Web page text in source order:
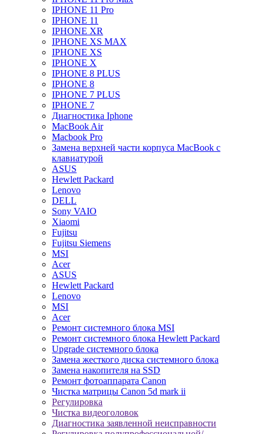
IPHONE 11 Pro
IPHONE 11
IPHONE XR
IPHONE XS MAX
IPHONE XS
IPHONE X
IPHONE 8 PLUS
IPHONE 8
IPHONE 7 PLUS
IPHONE 7
Диагностика Iphone
MacBook Air
Macbook Pro
Замена верхней части корпуса MacBook с
клавиатурой
ASUS
Hewlett Packard
Lenovo
DELL
Sony VAIO
Xiaomi
Fujitsu
Fujitsu Siemens
MSI
Acer
ASUS
Hewlett Packard
Lenovo
MSI
Acer
Ремонт системного блока MSI
Ремонт системного блока Hewlett Packard
Upgrade системного блока
Замена жесткого диска системного блока
Замена накопителя на SSD
Ремонт фотоаппарата Canon
Чистка матрицы Canon 5d mark ii
Регулировка
Чистка видеоголовок
Диагностика заявленной неисправности